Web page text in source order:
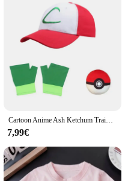
Cartoon Anime Ash Ketchum Trainer Blue Jacket Costume P-PokemonING Go Blue Jacket cappelli guanti per ragazzi ragazze Cosplay per la festa
7,99€